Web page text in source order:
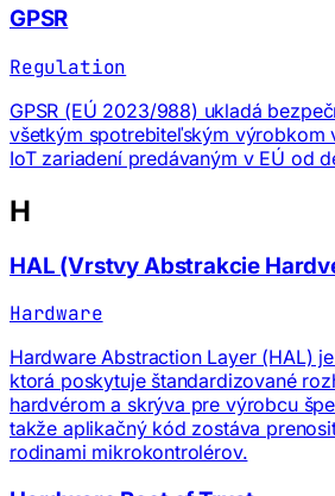
GPSR
Regulation
GPSR (EÚ 2023/988) ukladá
všetkým spotrebiteľským výrobkom
IoT zariadení predávaným v EÚ od
H
HAL (Vrstvy Abstrakcie
Hardware
Hardware Abstraction Layer (HAL)
ktorá poskytuje štandardizované
hardvérom a skrýva pre výrobcu
takže aplikačný kód zostáva
rodinami mikrokontrolérov.